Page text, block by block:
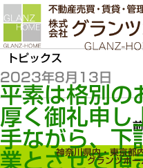
トピックス
2023年8月13日
平素は格別の
厚く御礼申し
手ながら、下
業とさせて
神奈川県内・東京都
グランツホ